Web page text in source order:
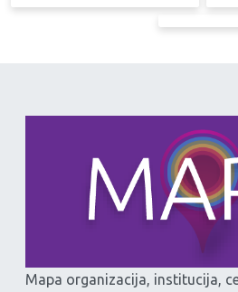
Mapa organizacija, institucija,